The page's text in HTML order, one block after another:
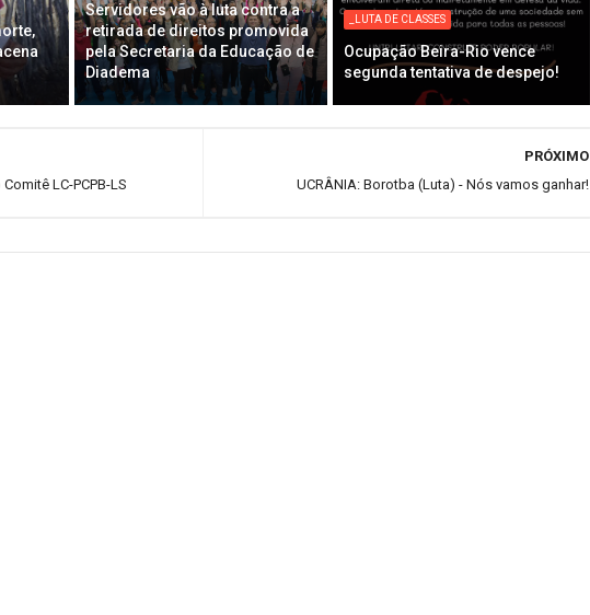
Servidores vão à luta contra a
retirada de direitos promovida
pela Secretaria da Educação de
Diadema
_LUTA DE CLASSES
Ocupação Beira-Rio vence
segunda tentativa de despejo!
PRÓXIMO
UCRÂNIA: Borotba (Luta) - Nós vamos ganhar!
LC-PCPB-LS